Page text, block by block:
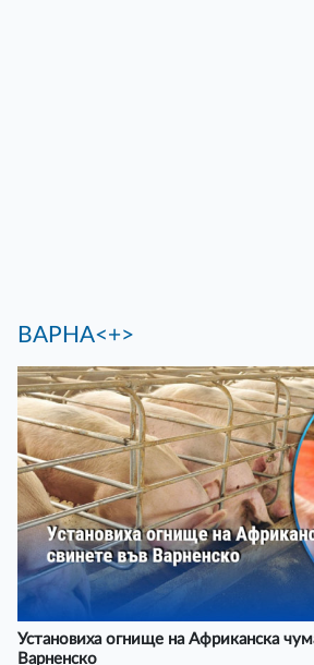
ВАРНА<+>
Установиха огнище на Африканска
Варненско